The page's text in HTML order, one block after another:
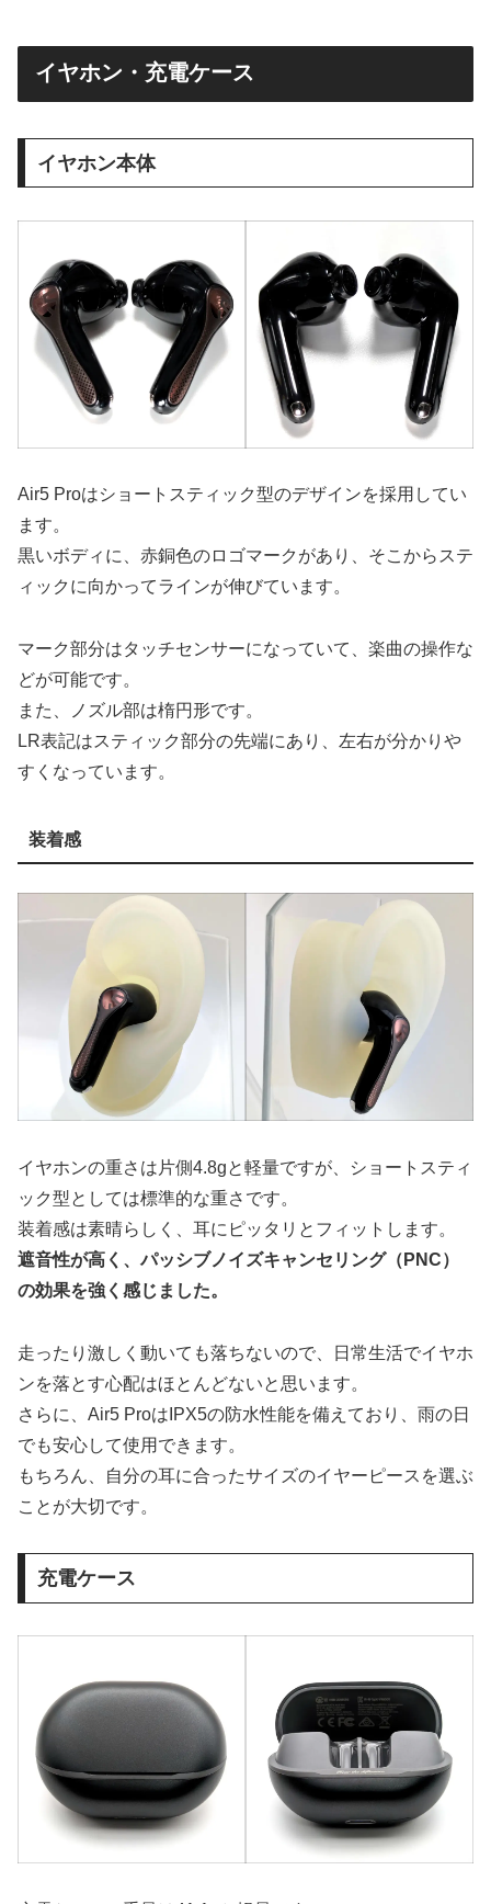
イヤホン・充電ケース
イヤホン本体
Air5 Proはショートスティック型のデザインを採用してい
ます。
黒いボディに、赤銅色のロゴマークがあり、そこからステ
ィックに向かってラインが伸びています。
マーク部分はタッチセンサーになっていて、楽曲の操作な
どが可能です。
また、ノズル部は楕円形です。
LR表記はスティック部分の先端にあり、左右が分かりや
すくなっています。
装着感
イヤホンの重さは片側4.8gと軽量ですが、ショートスティ
ック型としては標準的な重さです。
装着感は素晴らしく、耳にピッタリとフィットします。
遮音性が高く、パッシブノイズキャンセリング（PNC）
の効果を強く感じました。
走ったり激しく動いても落ちないので、日常生活でイヤホ
ンを落とす心配はほとんどないと思います。
さらに、Air5 ProはIPX5の防水性能を備えており、雨の日
でも安心して使用できます。
もちろん、自分の耳に合ったサイズのイヤーピースを選ぶ
ことが大切です。
充電ケース